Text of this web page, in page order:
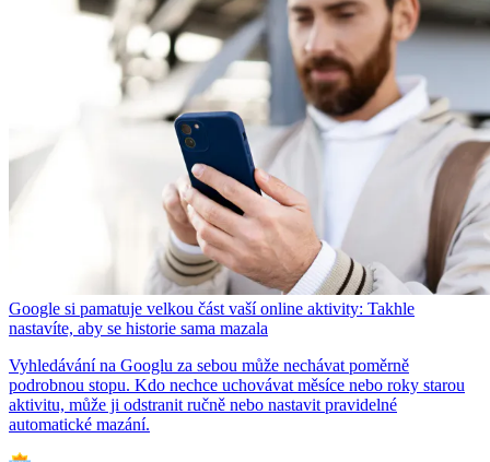
Google si pamatuje velkou část vaší online aktivity: Takhle
nastavíte, aby se historie sama mazala
Vyhledávání na Googlu za sebou může nechávat poměrně
podrobnou stopu. Kdo nechce uchovávat měsíce nebo roky starou
aktivitu, může ji odstranit ručně nebo nastavit pravidelné
automatické mazání.